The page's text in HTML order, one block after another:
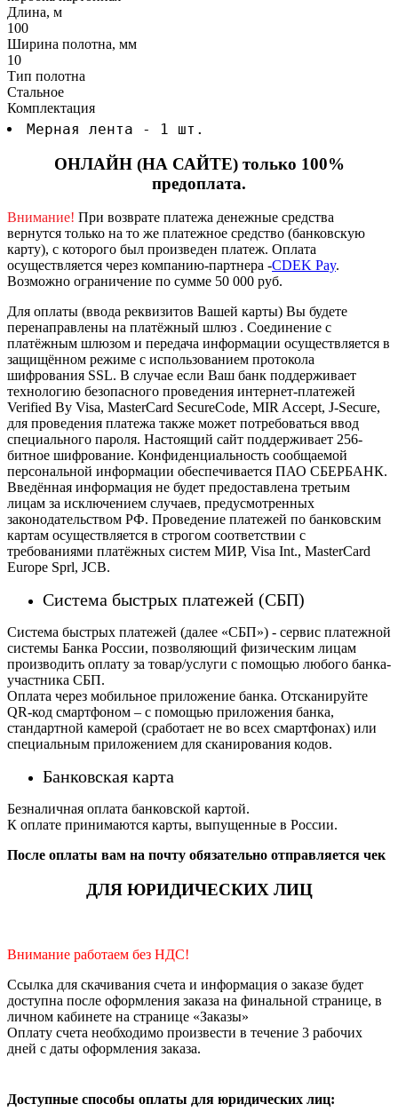
Длина, м
100
Ширина полотна, мм
10
Тип полотна
Стальное
Комплектация
Мерная лента - 1 шт.
ОНЛАЙН (НА САЙТЕ) только 100%
предоплата.
Внимание! При возврате платежа денежные средства
вернутся только на то же платежное средство (банковскую
карту), с которого был произведен платеж. Оплата
осуществляется через компанию-партнера -CDEK Pay.
Возможно ограничение по сумме 50 000 руб.
Для оплаты (ввода реквизитов Вашей карты) Вы будете
перенаправлены на платёжный шлюз . Соединение с
платёжным шлюзом и передача информации осуществляется в
защищённом режиме с использованием протокола
шифрования SSL. В случае если Ваш банк поддерживает
технологию безопасного проведения интернет-платежей
Verified By Visa, MasterCard SecureCode, MIR Accept, J-Secure,
для проведения платежа также может потребоваться ввод
специального пароля. Настоящий сайт поддерживает 256-
битное шифрование. Конфиденциальность сообщаемой
персональной информации обеспечивается ПАО СБЕРБАНК.
Введённая информация не будет предоставлена третьим
лицам за исключением случаев, предусмотренных
законодательством РФ. Проведение платежей по банковским
картам осуществляется в строгом соответствии с
требованиями платёжных систем МИР, Visa Int., MasterCard
Europe Sprl, JCB.
Система быстрых платежей (СБП)
Система быстрых платежей (далее «СБП») - сервис платежной
системы Банка России, позволяющий физическим лицам
производить оплату за товар/услуги с помощью любого банка-
участника СБП.
Оплата через мобильное приложение банка. Отсканируйте
QR-код смартфоном – с помощью приложения банка,
стандартной камерой (сработает не во всех смартфонах) или
специальным приложением для сканирования кодов.
Банковская карта
Безналичная оплата банковской картой.
К оплате принимаются карты, выпущенные в России.
После оплаты вам на почту обязательно отправляется чек
ДЛЯ ЮРИДИЧЕСКИХ ЛИЦ
Внимание работаем без НДС!
Ссылка для скачивания счета и информация о заказе будет
доступна после оформления заказа на финальной странице, в
личном кабинете на странице «Заказы»
Оплату счета необходимо произвести в течение 3 рабочих
дней с даты оформления заказа.
Доступные способы оплаты для юридических лиц: